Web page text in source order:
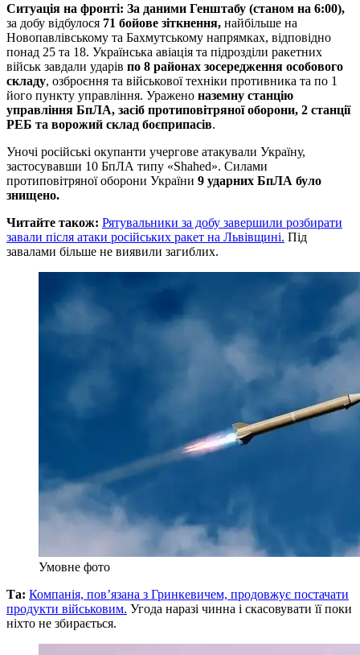
Ситуація на фронті: За даними Генштабу (станом на 6:00),
за добу відбулося 71 бойове зіткнення, найбільше на
Новопавлівському та Бахмутському напрямках, відповідно
понад 25 та 18. Українська авіація та підрозділи ракетних
військ завдали ударів по 8 районах зосередження особового
складу, озброєння та військової техніки противника та по 1
його пункту управління. Уражено наземну станцію
управління БпЛА, засіб протиповітряної оборони, 2 станції
РЕБ та ворожий склад боєприпасів.
Уночі російські окупанти учергове атакували Україну,
застосувавши 10 БпЛА типу «Shahed». Силами
протиповітряної оборони України 9 ударних БпЛА було
знищено.
Читайте також: Рятувальники за добу завершили розбирати
завали після атаки російських ракет на Львівщині. Під
завалами більше не виявили загиблих.
Умовне фото
Та: Компанія, пов’язана з Гринкевичем, продовжує постачати
продукти військовим. Угода наразі чинна і скасовувати її поки
ніхто не збирається.